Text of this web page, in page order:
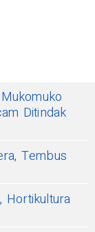
Ditindak
Tembus
Hortikultura